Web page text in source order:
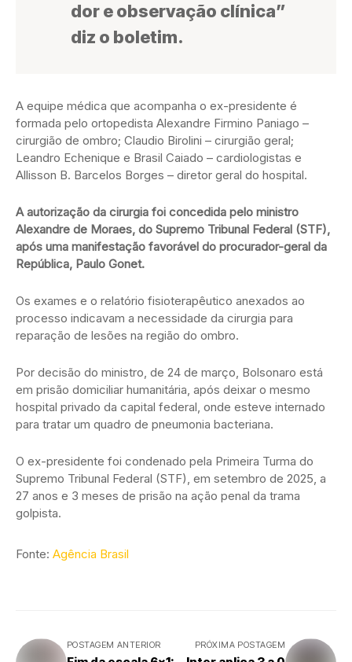
dor e observação clínica”
diz o boletim.
A equipe médica que acompanha o ex-presidente é
formada pelo ortopedista Alexandre Firmino Paniago –
cirurgião de ombro; Claudio Birolini – cirurgião geral;
Leandro Echenique e Brasil Caiado – cardiologistas e
Allisson B. Barcelos Borges – diretor geral do hospital.
A autorização da cirurgia foi concedida pelo ministro
Alexandre de Moraes, do Supremo Tribunal Federal (STF),
após uma manifestação favorável do procurador-geral da
República, Paulo Gonet.
Os exames e o relatório fisioterapêutico anexados ao
processo indicavam a necessidade da cirurgia para
reparação de lesões na região do ombro.
Por decisão do ministro, de 24 de março, Bolsonaro está
em prisão domiciliar humanitária, após deixar o mesmo
hospital privado da capital federal, onde esteve internado
para tratar um quadro de pneumonia bacteriana.
O ex-presidente foi condenado pela Primeira Turma do
Supremo Tribunal Federal (STF), em setembro de 2025, a
27 anos e 3 meses de prisão na ação penal da trama
golpista.
Fonte: Agência Brasil
POSTAGEM ANTERIOR PRÓXIMA POSTAGEM